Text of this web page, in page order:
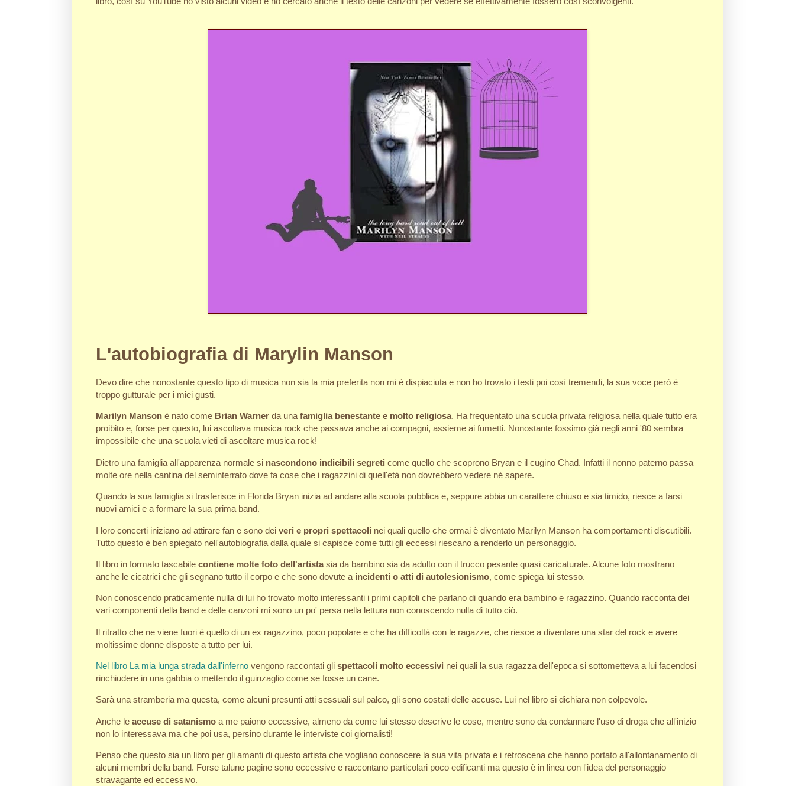
L'autobiografia di Marylin Manson
Devo dire che nonostante questo tipo di musica non sia la mia preferita non mi è dispiaciuta e non ho trovato i testi poi così tremendi, la sua voce però è
troppo gutturale per i miei gusti.
Marilyn Manson è nato come Brian Warner da una famiglia benestante e molto religiosa. Ha frequentato una scuola privata religiosa nella quale tutto era
proibito e, forse per questo, lui ascoltava musica rock che passava anche ai compagni, assieme ai fumetti. Nonostante fossimo già negli anni '80 sembra
impossibile che una scuola vieti di ascoltare musica rock!
Dietro una famiglia all'apparenza normale si nascondono indicibili segreti come quello che scoprono Bryan e il cugino Chad. Infatti il nonno paterno passa
molte ore nella cantina del seminterrato dove fa cose che i ragazzini di quell'età non dovrebbero vedere né sapere.
Quando la sua famiglia si trasferisce in Florida Bryan inizia ad andare alla scuola pubblica e, seppure abbia un carattere chiuso e sia timido, riesce a farsi
nuovi amici e a formare la sua prima band.
I loro concerti iniziano ad attirare fan e sono dei veri e propri spettacoli nei quali quello che ormai è diventato Marilyn Manson ha comportamenti discutibili.
Tutto questo è ben spiegato nell'autobiografia dalla quale si capisce come tutti gli eccessi riescano a renderlo un personaggio.
Il libro in formato tascabile contiene molte foto dell'artistasia da bambino sia da adulto con il trucco pesante quasi caricaturale. Alcune foto mostrano
anche le cicatrici che gli segnano tutto il corpo e che sono dovute a incidenti o atti di autolesionismo, come spiega lui stesso.
Non conoscendo praticamente nulla di lui ho trovato molto interessanti i primi capitoli che parlano di quando era bambino e ragazzino. Quando racconta dei
vari componenti della band e delle canzoni mi sono un po' persa nella lettura non conoscendo nulla di tutto ciò.
Il ritratto che ne viene fuori è quello di un ex ragazzino, poco popolare e che ha difficoltà con le ragazze, che riesce a diventare una star del rock e avere
moltissime donne disposte a tutto per lui.
Nel libro La mia lunga strada dall'inferno vengono raccontati gli spettacoli molto eccessivi nei quali la sua ragazza dell'epoca si sottometteva a lui facendosi
rinchiudere in una gabbia o mettendo il guinzaglio come se fosse un cane.
Sarà una stramberia ma questa, come alcuni presunti atti sessuali sul palco, gli sono costati delle accuse. Lui nel libro si dichiara non colpevole.
Anche le accuse di satanismo a me paiono eccessive, almeno da come lui stesso descrive le cose, mentre sono da condannare l'uso di droga che all'inizio
non lo interessava ma che poi usa, persino durante le interviste coi giornalisti!
Penso che questo sia un libro per gli amanti di questo artista che vogliano conoscere la sua vita privata e i retroscena che hanno portato all'allontanamento di
alcuni membri della band. Forse talune pagine sono eccessive e raccontano particolari poco edificanti ma questo è in linea con l'idea del personaggio
stravagante ed eccessivo.